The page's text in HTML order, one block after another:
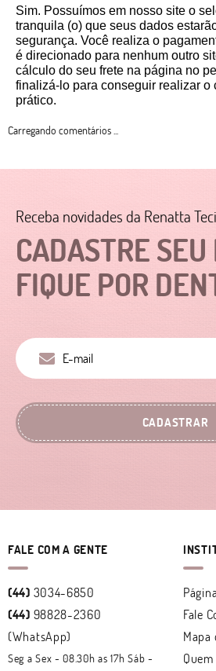
Sim. Possuímos em nosso site o
tranquila (o) que seus dados
segurança. Você realiza o
é direcionado para nenhum outro
cálculo do seu frete na página no
finalizá-lo para conseguir realizar o
prático.
Carregando comentários ...
CADASTRE
FIQUE POR
Receba novidades da Renatta
CADASTRAR
FALE COM A GENTE
(44) 3034-6850
(44) 98828-2360
(WhatsApp)
Seg a Sex - 08.30h as 17h Sáb -
Fale
Mapa